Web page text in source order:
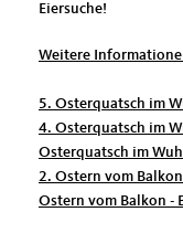
Eiersuche!
Weitere
5. Osterquatsch im
4. Osterquatsch im
Osterquatsch im
2. Ostern vom
Ostern vom Balkon -